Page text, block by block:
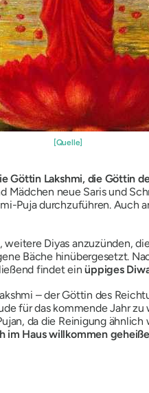
[Quelle]
Göttin Lakshmi, die Göttin
Mädchen neue Saris und
Puja durchzuführen. Auch
Diyas anzuzünden,
Bäche hinübergesetzt.
findet einüppiges
– der Göttin des
für das kommende Jahr
da die Reinigung
im Haus willkommen